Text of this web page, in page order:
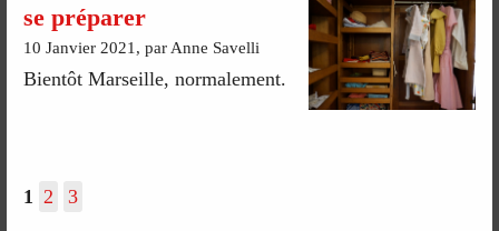
se préparer
10 Janvier 2021, par Anne Savelli
Bientôt Marseille, normalement.
1 2 3